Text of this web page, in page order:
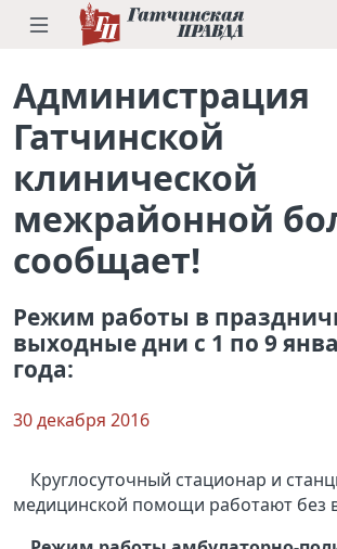
Администрация
Гатчинской
клинической
межрайонной
сообщает!
Режим работы в
выходные дни с 1 по 9
года:
30 декабря 2016
Круглосуточный стационар и
медицинской помощи работают без